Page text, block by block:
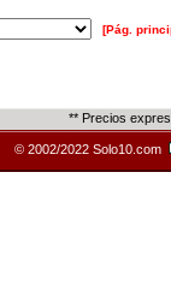
[Pág.
** Precios
© 2002/2022 Solo10.com